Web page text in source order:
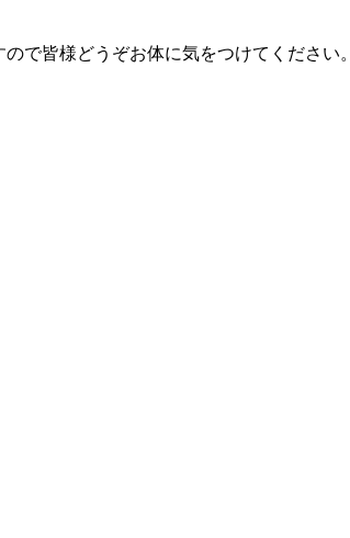
で皆様どうぞお体に気をつけてください。